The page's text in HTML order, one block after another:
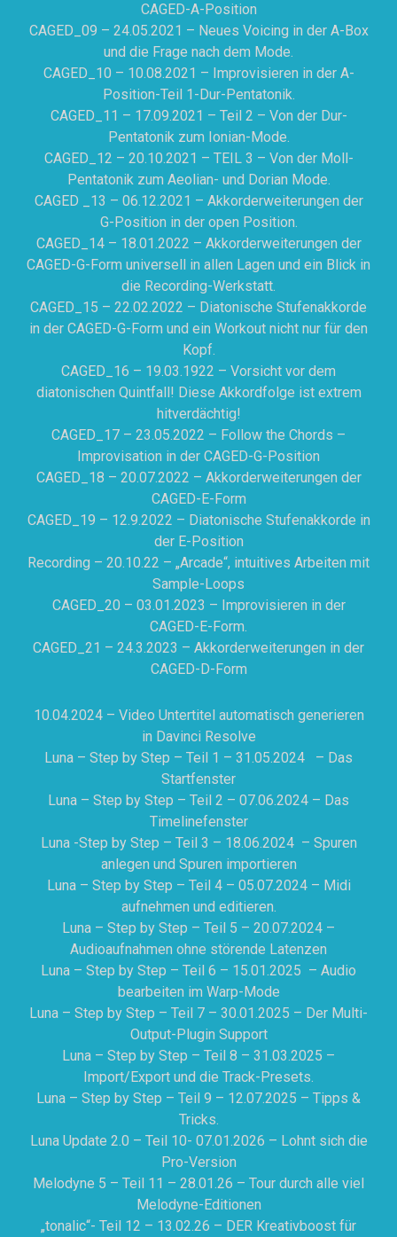
CAGED-A-Position
CAGED_09 – 24.05.2021 – Neues Voicing in der A-Box
und die Frage nach dem Mode.
CAGED_10 – 10.08.2021 – Improvisieren in der A-
Position-Teil 1-Dur-Pentatonik.
CAGED_11 – 17.09.2021 – Teil 2 – Von der Dur-
Pentatonik zum Ionian-Mode.
CAGED_12 – 20.10.2021 – TEIL 3 – Von der Moll-
Pentatonik zum Aeolian- und Dorian Mode.
CAGED _13 – 06.12.2021 – Akkorderweiterungen der
G-Position in der open Position.
CAGED_14 – 18.01.2022 – Akkorderweiterungen der
CAGED-G-Form universell in allen Lagen und ein Blick in
die Recording-Werkstatt.
CAGED_15 – 22.02.2022 – Diatonische Stufenakkorde
in der CAGED-G-Form und ein Workout nicht nur für den
Kopf.
CAGED_16 – 19.03.1922 – Vorsicht vor dem
diatonischen Quintfall! Diese Akkordfolge ist extrem
hitverdächtig!
CAGED_17 – 23.05.2022 – Follow the Chords –
Improvisation in der CAGED-G-Position
CAGED_18 – 20.07.2022 – Akkorderweiterungen der
CAGED-E-Form
CAGED_19 – 12.9.2022 – Diatonische Stufenakkorde in
der E-Position
Recording – 20.10.22 – „Arcade“, intuitives Arbeiten mit
Sample-Loops
CAGED_20 – 03.01.2023 – Improvisieren in der
CAGED-E-Form.
CAGED_21 – 24.3.2023 – Akkorderweiterungen in der
CAGED-D-Form
10.04.2024 – Video Untertitel automatisch generieren
in Davinci Resolve
Luna – Step by Step – Teil 1 – 31.05.2024 – Das
Startfenster
Luna – Step by Step – Teil 2 – 07.06.2024 – Das
Timelinefenster
Luna -Step by Step – Teil 3 – 18.06.2024 – Spuren
anlegen und Spuren importieren
Luna – Step by Step – Teil 4 – 05.07.2024 – Midi
aufnehmen und editieren.
Luna – Step by Step – Teil 5 – 20.07.2024 –
Audioaufnahmen ohne störende Latenzen
Luna – Step by Step – Teil 6 – 15.01.2025 – Audio
bearbeiten im Warp-Mode
Luna – Step by Step – Teil 7 – 30.01.2025 – Der Multi-
Output-Plugin Support
Luna – Step by Step – Teil 8 – 31.03.2025 –
Import/Export und die Track-Presets.
Luna – Step by Step – Teil 9 – 12.07.2025 – Tipps &
Tricks.
Luna Update 2.0 – Teil 10- 07.01.2026 – Lohnt sich die
Pro-Version
Melodyne 5 – Teil 11 – 28.01.26 – Tour durch alle viel
Melodyne-Editionen
„tonalic“- Teil 12 – 13.02.26 – DER Kreativboost für